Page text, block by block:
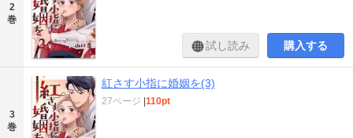
2
巻
試し読み 購入する
3
巻
紅さす小指に婚姻を(3)
27ページ |110pt